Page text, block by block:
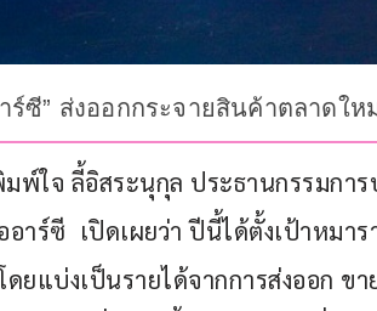
าร์ซี” ส่งออกกระจายสินค้าตลาดใ
พ์ใจ ลี้อิสระนุกุล ประธานกรรมกา
อาร์ซี  เปิดเผยว่า ปีนี้ได้ตั้งเป้าหม
ดยแบ่งเป็นรายได้จากการส่งออก